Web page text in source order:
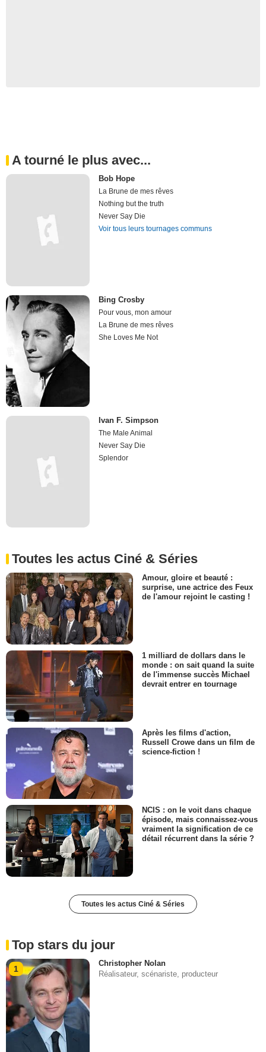
A tourné le plus avec...
Bob Hope
La Brune de mes rêves
Nothing but the truth
Never Say Die
Voir tous leurs tournages communs
Bing Crosby
Pour vous, mon amour
La Brune de mes rêves
She Loves Me Not
Ivan F. Simpson
The Male Animal
Never Say Die
Splendor
Toutes les actus Ciné & Séries
Amour, gloire et beauté :
surprise, une actrice des Feux
de l'amour rejoint le casting !
1 milliard de dollars dans le
monde : on sait quand la suite
de l'immense succès Michael
devrait entrer en tournage
Après les films d'action,
Russell Crowe dans un film de
science-fiction !
NCIS : on le voit dans chaque
épisode, mais connaissez-vous
vraiment la signification de ce
détail récurrent dans la série ?
Toutes les actus Ciné & Séries
Top stars du jour
1
Christopher Nolan
Réalisateur, scénariste, producteur